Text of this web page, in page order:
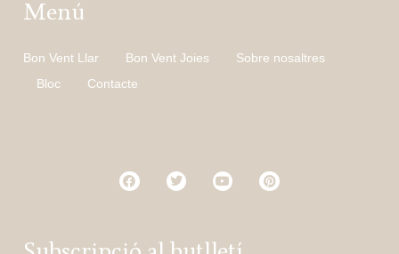
Menú
Bon Vent Llar Bon Vent Joies
Sobre nosaltres
Bloc
Contacte